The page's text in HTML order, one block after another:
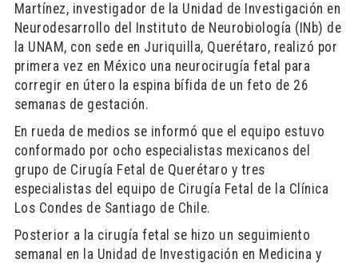
Martínez, investigador de la Unidad de Investigación en
Neurodesarrollo del Instituto de Neurobiología (INb) de
la UNAM, con sede en Juriquilla, Querétaro, realizó por
primera vez en México una neurocirugía fetal para
corregir en útero la espina bífida de un feto de 26
semanas de gestación.
En rueda de medios se informó que el equipo estuvo
conformado por ocho especialistas mexicanos del
grupo de Cirugía Fetal de Querétaro y tres
especialistas del equipo de Cirugía Fetal de la Clínica
Los Condes de Santiago de Chile.
Posterior a la cirugía fetal se hizo un seguimiento
semanal en la Unidad de Investigación en Medicina y